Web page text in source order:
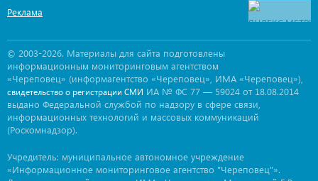
Реклама
© 2003-2026. Материалы для сайта подготовлены
информационным мониторинговым агентством
«Череповец» (информагентство «Череповец», ИМА «Череповец»),
свидетельство о регистрации СМИ ИА № ФС 77 — 59024 от 18.08.2014
выдано Федеральной службой по надзору в сфере связи,
информационных технологий и массовых коммуникаций
(Роскомнадзор).
Учредитель: муниципальное автономное учреждение
«Информационное мониторинговое агентство "Череповец"».